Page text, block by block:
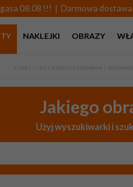
08.08 !!! | Darmowa
NAKLEJKI OBRAZY
Jakiego
Użyj wyszukiwarki i